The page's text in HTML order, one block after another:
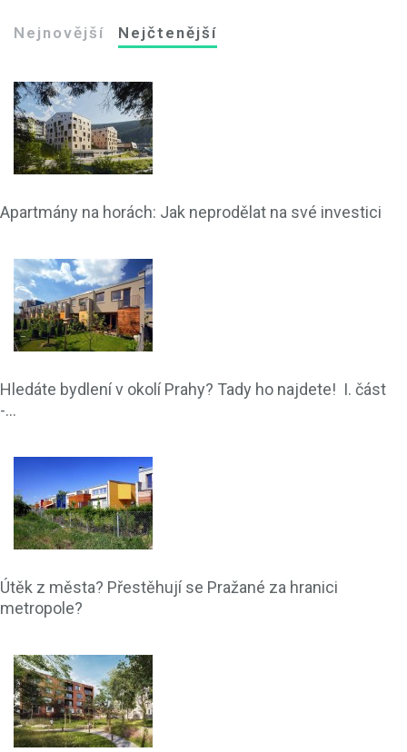
Nejnovější Nejčtenější
Apartmány na horách: Jak neprodělat na své investici
Hledáte bydlení v okolí Prahy? Tady ho najdete! I. část
-...
Útěk z města? Přestěhují se Pražané za hranici
metropole?